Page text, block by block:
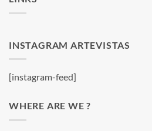
INSTAGRAM ARTEVISTAS
[instagram-feed]
WHERE ARE WE ?